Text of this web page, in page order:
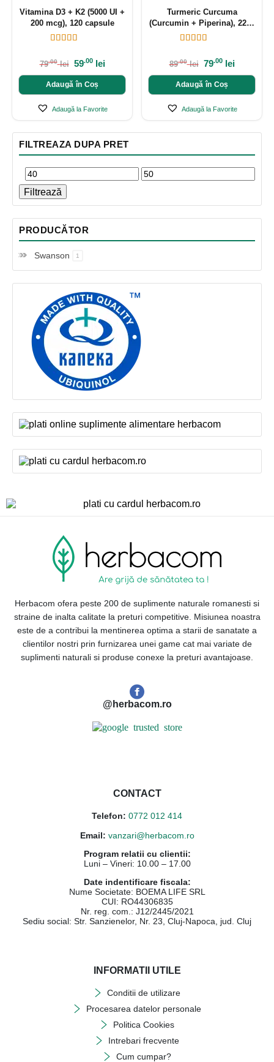
FILTREAZA DUPA PRET
Filtrează
PRODUCĂTOR
Swanson 1
Vitamina D3 + K2 (5000 UI +
200 mcg), 120 capsule
79.00 lei 59.00 lei
Adaugă în Coș
Adaugă la Favorite
Turmeric Curcuma
(Curcumin + Piperina), 2200
mg, 120 capsule
89.00 lei 79.00 lei
Adaugă în Coș
Adaugă la Favorite
Herbacom ofera peste 200 de suplimente naturale romanesti si
straine de inalta calitate la preturi competitive. Misiunea noastra
este de a contribui la mentinerea optima a starii de sanatate a
clientilor nostri prin furnizarea unei game cat mai variate de
suplimenti naturali si produse conexe la preturi avantajoase.
@herbacom.ro
CONTACT
Telefon: 0772 012 414
Email: vanzari@herbacom.ro
Program relatii cu clientii:
Luni – Vineri: 10.00 – 17.00
Date indentificare fiscala:
Nume Societate: BOEMA LIFE SRL
CUI: RO44306835
Nr. reg. com.: J12/2445/2021
Sediu social: Str. Sanzienelor, Nr. 23, Cluj-Napoca, jud. Cluj
INFORMATII UTILE
Conditii de utilizare
Procesarea datelor personale
Politica Cookies
Intrebari frecvente
Cum cumpar?